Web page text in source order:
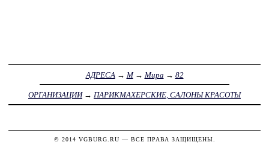
АДРЕСА → М→ Мира → 82
ОРГАНИЗАЦИИ→ ПАРИКМАХЕРСКИЕ, САЛОНЫ КРАСОТЫ
© 2014 VGBURG.RU — ВСЕ ПРАВА ЗАЩИЩЕНЫ.